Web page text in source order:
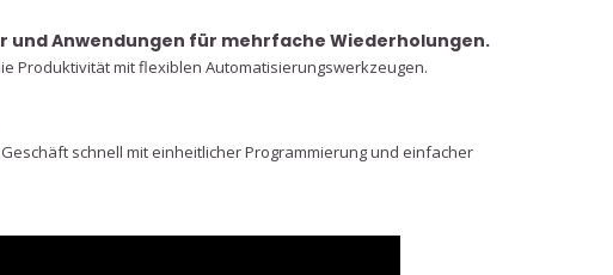
und Anwendungen für mehrfache Wiederholungen.
Produktivität mit flexiblen Automatisierungswerkzeugen.
schnell mit einheitlicher Programmierung und einfacher